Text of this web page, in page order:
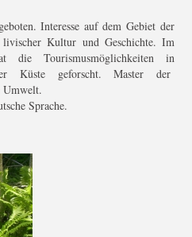
Interesse auf dem Gebiet der
livischer Kultur und Geschichte. Im
die Tourismusmöglichkeiten in
Küste geforscht. Master der
Umwelt.
Sprache.